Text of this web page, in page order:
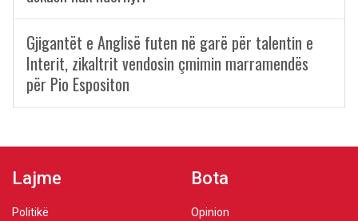
Gjigantët e Anglisë futen në garë për talentin e
Interit, zikaltrit vendosin çmimin marramendës
për Pio Espositon
Lajme
Politikë
Bota
Opinion